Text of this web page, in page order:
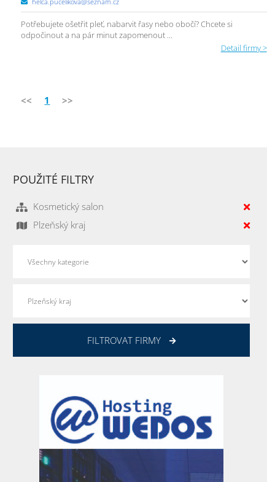
Potřebujete ošetřit pleť, nabarvit řasy nebo obočí? Chcete si
odpočinout a na pár minut zapomenout ...
Detail firmy >
<< 1 >>
POUŽITÉ FILTRY
Kosmetický salon
Plzeňský kraj
FILTROVAT FIRMY